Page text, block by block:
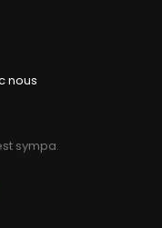
nous
sympa.